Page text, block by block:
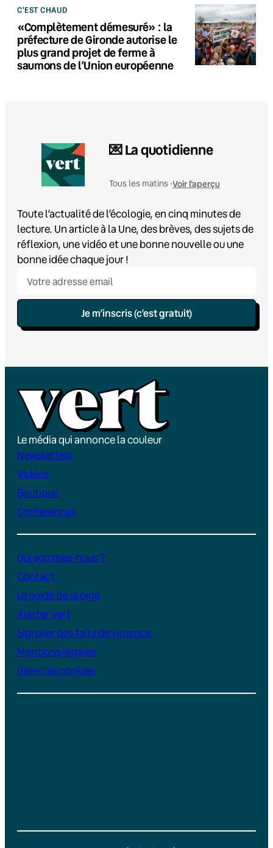
C'EST CHAUD
«Complètement démesuré» : la
préfecture de Gironde autorise le
plus grand projet de ferme à
saumons de l’Union européenne
💌 La quotidienne
Tous les matins •Voir l'aperçu
Toute l’actualité de l’écologie, en cinq minutes de
lecture. Un article à la Une, des brèves, des sujets de
réflexion, une vidéo et une bonne nouvelle ou une
bonne idée chaque jour !
Je m’inscris (c’est gratuit)
Le média qui annonce la couleur
Newsletters
Vidéos
Boutique
Conférences
Qui sommes-nous ?
Contact
Le guide de la pige
Alerter Vert
Signaler des faits de violence
Mentions légales
Gérer les cookies